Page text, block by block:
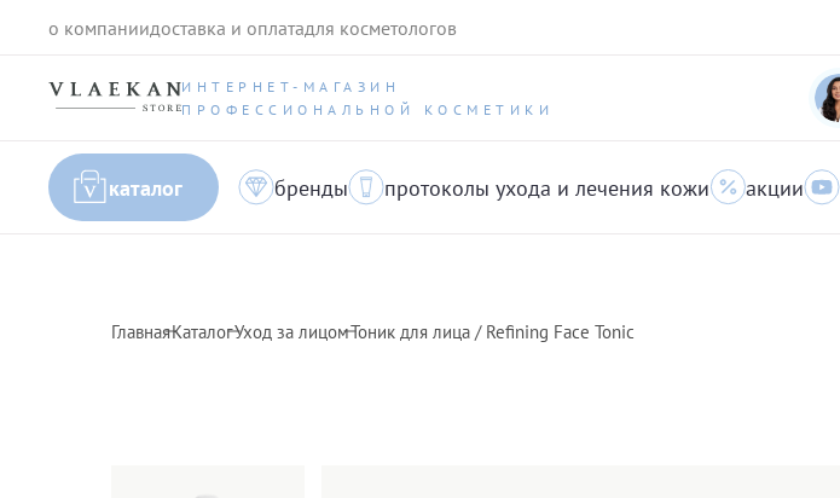
о компаниидоставка и оплатадля косметологов
ИНТЕРНЕТ-МАГАЗИН
ПРОФЕССИОНАЛЬНОЙ КОСМЕТИКИ
каталог бренды протоколы ухода и лечения кожи акции
ГлавнаяКаталогУход за лицомТоник для лица / Refining Face Tonic